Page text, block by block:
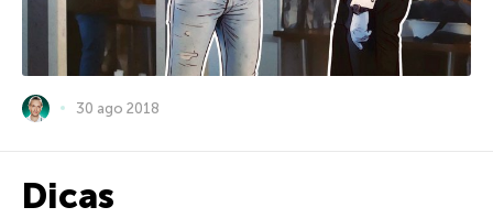
30 ago 2018
Dicas